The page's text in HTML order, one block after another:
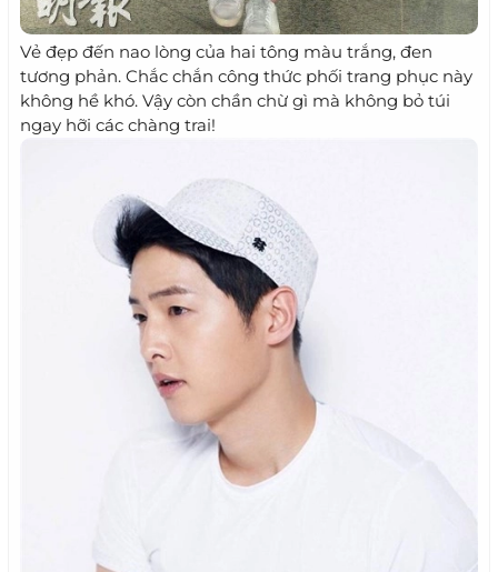
Vẻ đẹp đến nao lòng của hai tông màu trắng, đen
tương phản. Chắc chắn công thức phối trang phục này
không hề khó. Vậy còn chần chừ gì mà không bỏ túi
ngay hỡi các chàng trai!